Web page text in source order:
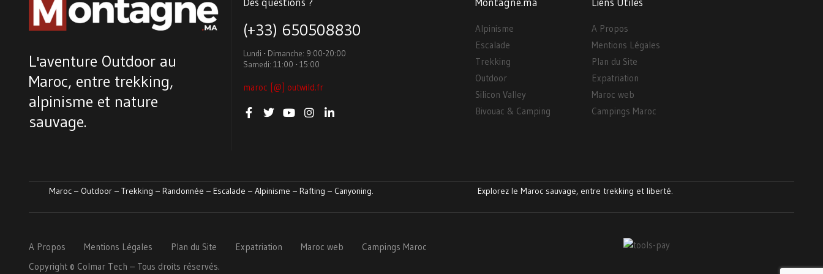
L'aventure Outdoor au
Maroc, entre trekking,
alpinisme et nature
sauvage.
(+33) 650508830
Lundi - Dimanche: 9:00-20:00
Samedi: 11:00 - 15:00
maroc [@] outwild.fr
Alpinisme
Escalade
Trekking
Outdoor
Silicon Valley
Bivouac & Camping
A Propos
Mentions Légales
Plan du Site
Expatriation
Maroc web
Campings Maroc
Maroc – Outdoor – Trekking – Randonnée – Escalade – Alpinisme – Rafting – Canyoning. Explorez le Maroc sauvage, entre trekking et liberté.
A Propos Mentions Légales Plan du Site Expatriation Maroc web
Campings Maroc
Copyright © Colmar Tech – Tous droits réservés.